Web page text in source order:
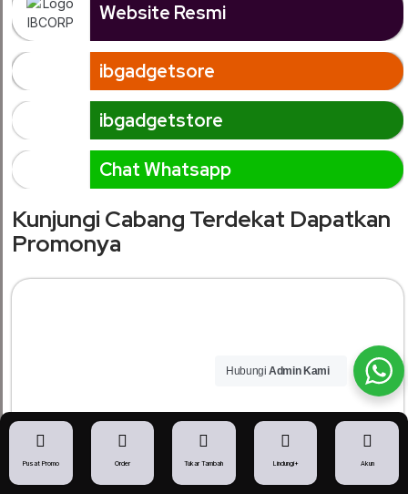
Website Resmi
ibgadgetsore
ibgadgetstore
Chat Whatsapp
Kunjungi Cabang Terdekat Dapatkan
Promonya
Pusat Promo Order Tukar Tambah Lindungi+ Akun
Hubungi Admin Kami